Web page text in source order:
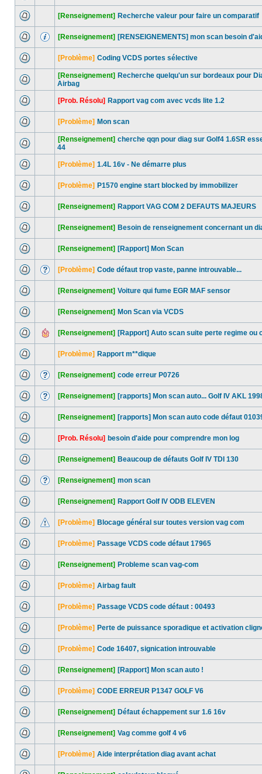
[Renseignement] Recherche valeur pour faire un comparatif
[Renseignement] [RENSEIGNEMENTS] mon scan besoin
[Problème] Coding VCDS portes sélective
[Renseignement] Recherche quelqu'un sur bordeaux pour
Airbag
[Prob. Résolu] Rapport vag com avec vcds lite 1.2
[Problème] Mon scan
[Renseignement] cherche qqn pour diag sur Golf4 1.6SR
44
[Problème] 1.4L 16v - Ne démarre plus
[Problème] P1570 engine start blocked by immobilizer
[Renseignement] Rapport VAG COM 2 DEFAUTS MAJEURS
[Renseignement] Besoin de renseignement concernant un
[Renseignement] [Rapport] Mon Scan
[Problème] Code défaut trop vaste, panne introuvable...
[Renseignement] Voiture qui fume EGR MAF sensor
[Renseignement] Mon Scan via VCDS
[Renseignement] [Rapport] Auto scan suite perte regime ou
[Problème] Rapport m**dique
[Renseignement] code erreur P0726
[Renseignement] [rapports] Mon scan auto... Golf IV AKL
[Renseignement] [rapports] Mon scan auto code défaut
[Prob. Résolu] besoin d'aide pour comprendre mon log
[Renseignement] Beaucoup de défauts Golf IV TDI 130
[Renseignement] mon scan
[Renseignement] Rapport Golf IV ODB ELEVEN
[Problème] Blocage général sur toutes version vag com
[Problème] Passage VCDS code défaut 17965
[Renseignement] Probleme scan vag-com
[Problème] Airbag fault
[Problème] Passage VCDS code défaut : 00493
[Problème] Perte de puissance sporadique et activation
[Problème] Code 16407, signication introuvable
[Renseignement] [Rapport] Mon scan auto !
[Problème] CODE ERREUR P1347 GOLF V6
[Renseignement] Défaut échappement sur 1.6 16v
[Renseignement] Vag comme golf 4 v6
[Problème] Aide interprétation diag avant achat